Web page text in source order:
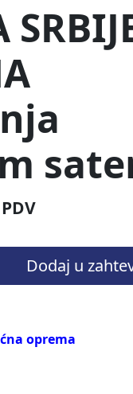
Dodaj u
oprema